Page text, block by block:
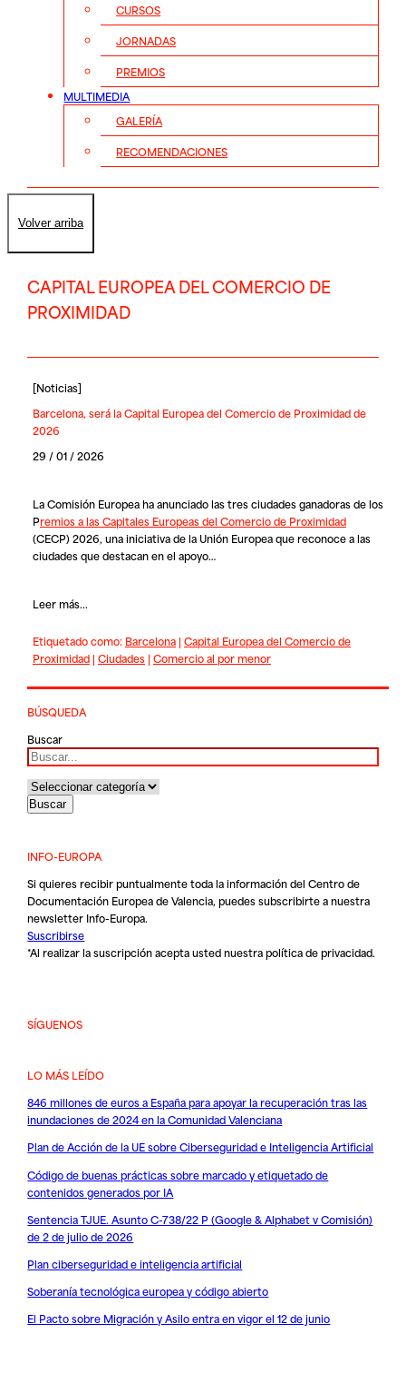
CURSOS
JORNADAS
PREMIOS
MULTIMEDIA
GALERÍA
RECOMENDACIONES
Volver arriba
CAPITAL EUROPEA DEL COMERCIO DE
PROXIMIDAD
[Noticias]
Barcelona, será la Capital Europea del Comercio de Proximidad de
2026
29 / 01 / 2026
La Comisión Europea ha anunciado las tres ciudades ganadoras de los
Premios a las Capitales Europeas del Comercio de Proximidad
(CECP) 2026, una iniciativa de la Unión Europea que reconoce a las
ciudades que destacan en el apoyo…
Leer más...
Etiquetado como: Barcelona| Capital Europea del Comercio de
Proximidad| Ciudades| Comercio al por menor
BÚSQUEDA
Buscar
INFO-EUROPA
Si quieres recibir puntualmente toda la información del Centro de
Documentación Europea de Valencia, puedes subscribirte a nuestra
newsletter Info-Europa.
Suscribirse
*Al realizar la suscripción acepta usted nuestrapolítica de privacidad.
SÍGUENOS
LO MÁS LEÍDO
846 millones de euros a España para apoyar la recuperación tras las
inundaciones de 2024 en la Comunidad Valenciana
Plan de Acción de la UE sobre Ciberseguridad e Inteligencia Artificial
Código de buenas prácticas sobre marcado y etiquetado de
contenidos generados por IA
Sentencia TJUE. Asunto C-738/22 P (Google & Alphabet v Comisión)
de 2 de julio de 2026
Plan ciberseguridad e inteligencia artificial
Soberanía tecnológica europea y código abierto
El Pacto sobre Migración y Asilo entra en vigor el 12 de junio